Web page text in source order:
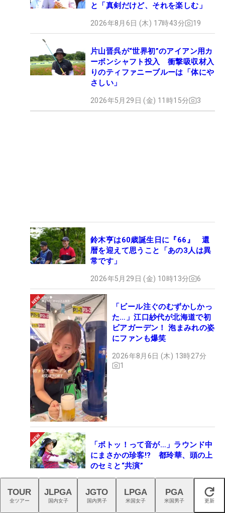
と「真剣だけど、それを楽しむ」
2026年8月6日 (木) 17時43分 19
片山晋呉が“世界初”のアイアン用カ
ーボンシャフト投入 衝撃吸収材入
りのティファニーブルーは「体にや
さしい」
2026年5月29日 (金) 11時15分 3
鈴木亨は60歳誕生日に『66』 還
暦を迎えて思うこと「あの3人は異
常です」
2026年5月29日 (金) 10時13分 6
「ビール注ぐのむずかしかっ
た…」江口紗代が北海道で初
ビアガーデン！ 泡まみれの姿
にファンも爆笑
2026年8月6日 (木) 13時27分
1
「ボトッ！って音が…」ラウンド中
にまさかの珍客!? 都玲華、頭の上
のセミと“共演”
閉じる
TOUR
全ツアー
JLPGA
国内女子
JGTO
国内男子
LPGA
米国女子
PGA
米国男子 更新